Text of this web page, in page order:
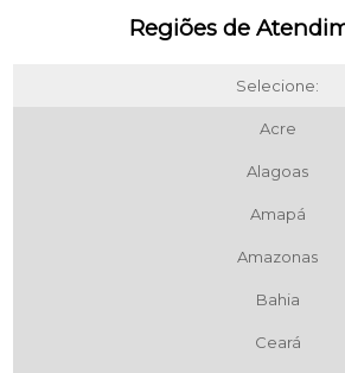
Regiões de
Selecione:
Acre
Alagoas
Amapá
Amazonas
Bahia
Ceará